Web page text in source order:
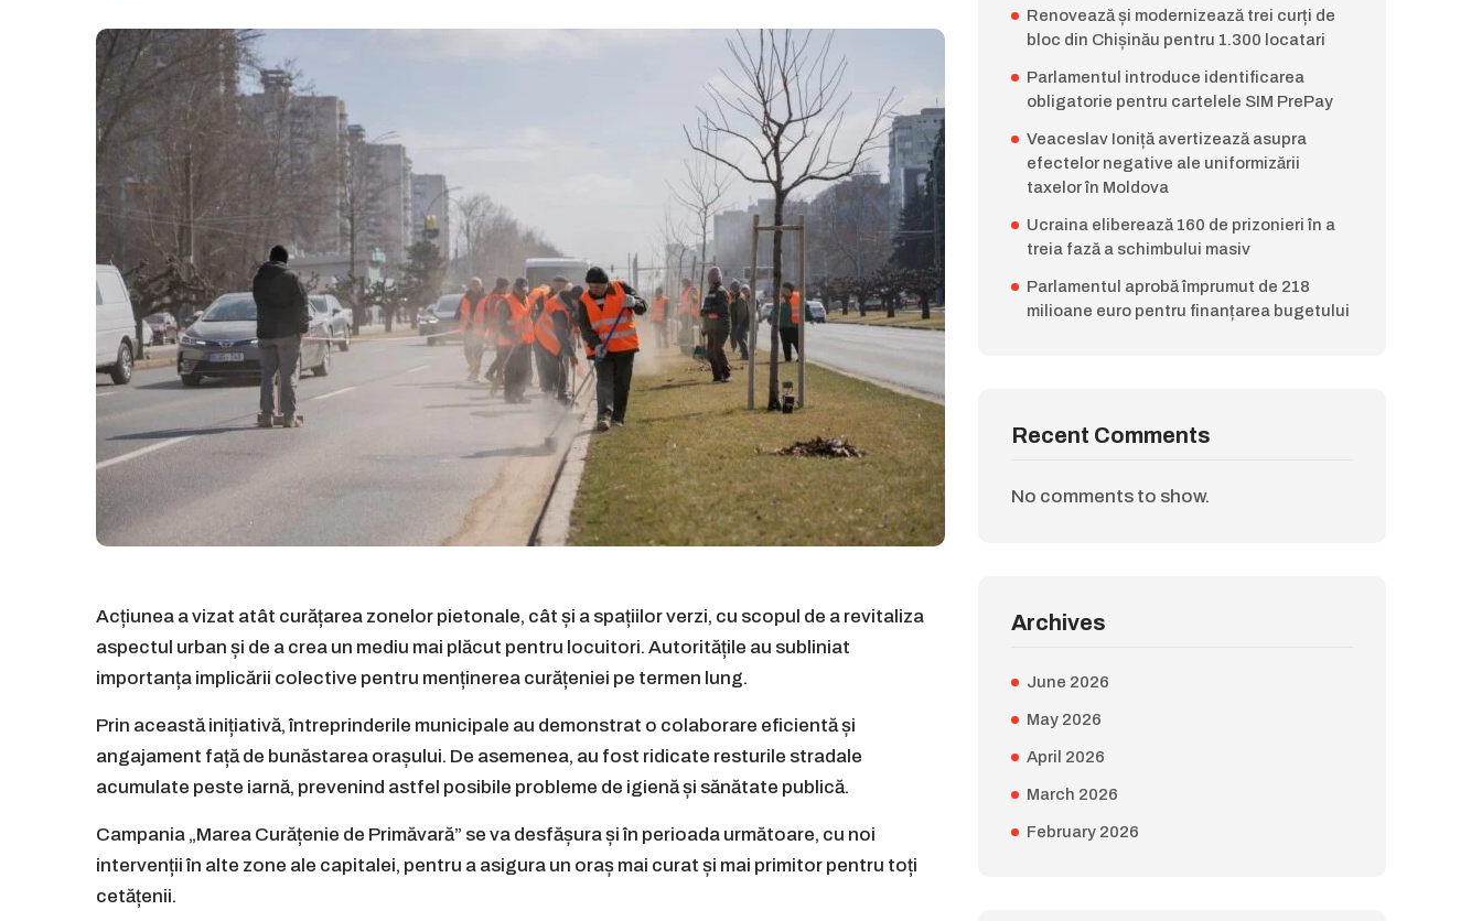
Acțiunea a vizat atât curățarea zonelor pietonale, cât și a spațiilor verzi, cu scopul de a revitaliza
aspectul urban și de a crea un mediu mai plăcut pentru locuitori. Autoritățile au subliniat
importanța implicării colective pentru menținerea curățeniei pe termen lung.
Prin această inițiativă, întreprinderile municipale au demonstrat o colaborare eficientă și
angajament față de bunăstarea orașului. De asemenea, au fost ridicate resturile stradale
acumulate peste iarnă, prevenind astfel posibile probleme de igienă și sănătate publică.
Campania „Marea Curățenie de Primăvară” se va desfășura și în perioada următoare, cu noi
intervenții în alte zone ale capitalei, pentru a asigura un oraș mai curat și mai primitor pentru toți
cetățenii.
Renovează și modernizează trei curți de
bloc din Chișinău pentru 1.300 locatari
Parlamentul introduce identificarea
obligatorie pentru cartelele SIM PrePay
Veaceslav Ioniță avertizează asupra
efectelor negative ale uniformizării
taxelor în Moldova
Ucraina eliberează 160 de prizonieri în a
treia fază a schimbului masiv
Parlamentul aprobă împrumut de 218
milioane euro pentru finanțarea bugetului
Recent Comments
No comments to show.
Archives
June 2026
May 2026
April 2026
March 2026
February 2026